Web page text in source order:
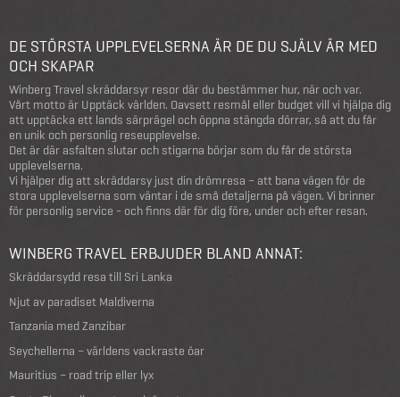
DE STÖRSTA UPPLEVELSERNA ÄR DE DU SJÄLV ÄR MED
OCH SKAPAR
Winberg Travel skräddarsyr resor där du bestämmer hur, när och var.
Vårt motto är Upptäck världen. Oavsett resmål eller budget vill vi hjälpa dig
att upptäcka ett lands särprägel och öppna stängda dörrar, så att du får
en unik och personlig reseupplevelse.
Det är där asfalten slutar och stigarna börjar som du får de största
upplevelserna.
Vi hjälper dig att skräddarsy just din drömresa – att bana vägen för de
stora upplevelserna som väntar i de små detaljerna på vägen. Vi brinner
för personlig service - och finns där för dig före, under och efter resan.
WINBERG TRAVEL ERBJUDER BLAND ANNAT:
Skräddarsydd resa till Sri Lanka
Njut av paradiset Maldiverna
Tanzania med Zanzibar
Seychellerna – världens vackraste öar
Mauritius – road trip eller lyx